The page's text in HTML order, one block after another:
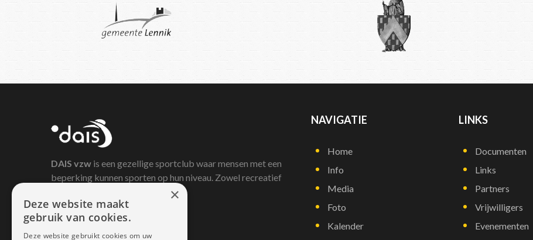
DAIS vzw is een gezellige sportclub waar mensen met een
beperking kunnen sporten op hun niveau. Zowel recreatief
NAVIGATIE
Home
Info
Media
Foto
Kalender
LINKS
Documenten
Links
Partners
Vrijwilligers
Evenementen
×
Deze website maakt
gebruik van cookies.
Deze website gebruikt cookies om uw